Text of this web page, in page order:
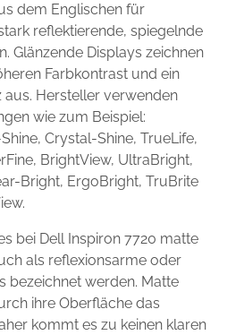
dem Englischen für
reflektierende, spiegelnde
Glänzende Displays zeichnen
Farbkontrast und ein
Hersteller verwenden
wie zum Beispiel:
Crystal-Shine, TrueLife,
BrightView, UltraBright,
Bright, ErgoBright, TruBrite
bei Dell Inspiron 7720 matte
als reflexionsarme oder
bezeichnet werden. Matte
ihre Oberfläche das
kommt es zu keinen klaren